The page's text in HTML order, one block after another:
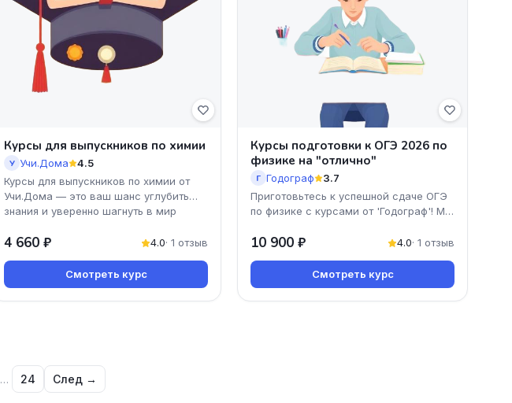
Курсы для выпускников по химии
У Учи.Дома
4.5
Курсы для выпускников по химии от
Учи.Дома — это ваш шанс углубить
знания и уверенно шагнуть в мир
4 660 ₽ 4.0· 1 отзыв
Смотреть курс
Курсы подготовки к ОГЭ 2026 по
физике на "отлично"
Г Годограф
3.7
Приготовьтесь к успешной сдаче ОГЭ
по физике с курсами от 'Годограф'! Мы
ориентированну
10 900 ₽ 4.0· 1 отзыв
Смотреть курс
… 24 След →